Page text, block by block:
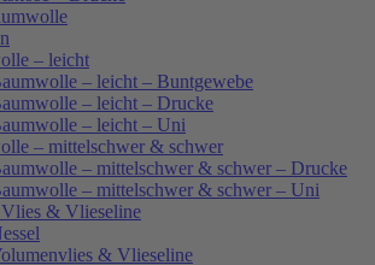
– leicht
– leicht – Buntgewebe
– leicht – Drucke
– leicht – Uni
– mittelschwer & schwer
– mittelschwer & schwer – Drucke
– mittelschwer & schwer – Uni
Vlies & Vlieseline
& Vlieseline